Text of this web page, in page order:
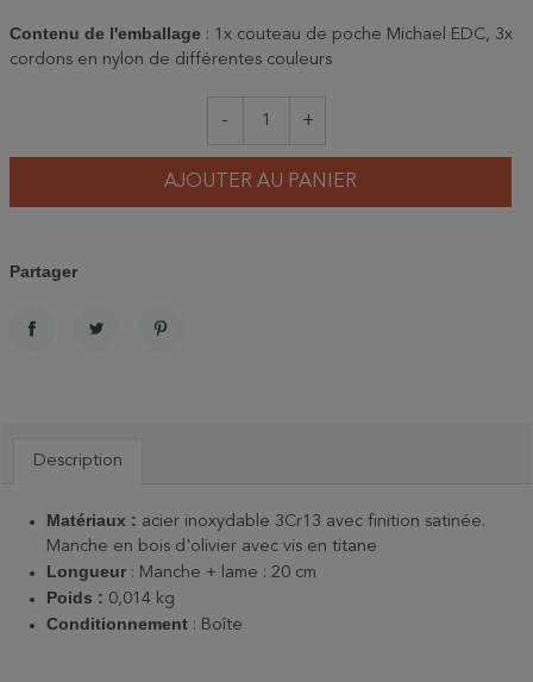
Contenu de l'emballage : 1x couteau de poche Michael EDC, 3x
cordons en nylon de différentes couleurs
- +
AJOUTER AU PANIER
Partager
Description
Matériaux : acier inoxydable 3Cr13 avec finition satinée.
Manche en bois d'olivier avec vis en titane
Longueur : Manche + lame : 20 cm
Poids : 0,014 kg
Conditionnement : Boîte